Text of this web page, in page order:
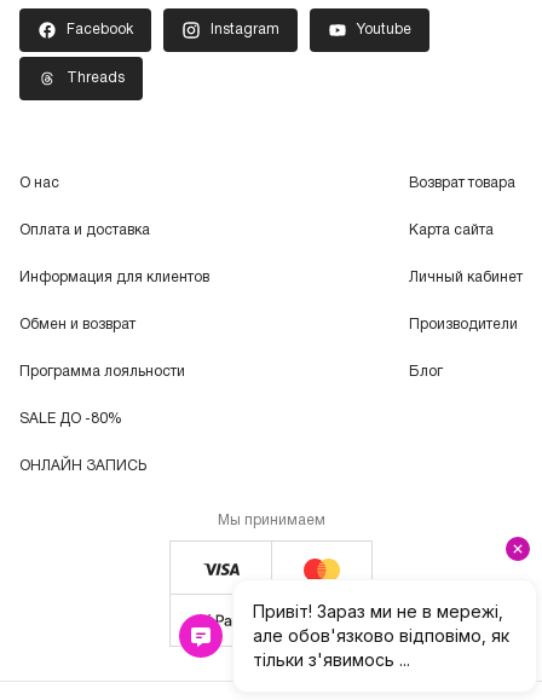
Facebook Instagram Youtube
Threads
О нас
Оплата и доставка
Информация для клиентов
Обмен и возврат
Программа лояльности
SALE ДО -80%
ОНЛАЙН ЗАПИСЬ
Возврат товара
Карта сайта
Личный кабинет
Производители
Блог
Мы принимаем